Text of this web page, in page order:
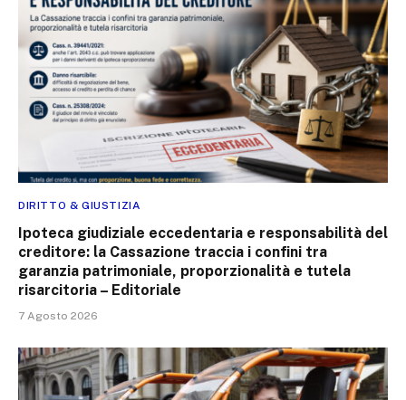
DIRITTO & GIUSTIZIA
Ipoteca giudiziale eccedentaria e responsabilità del
creditore: la Cassazione traccia i confini tra
garanzia patrimoniale, proporzionalità e tutela
risarcitoria – Editoriale
7 Agosto 2026